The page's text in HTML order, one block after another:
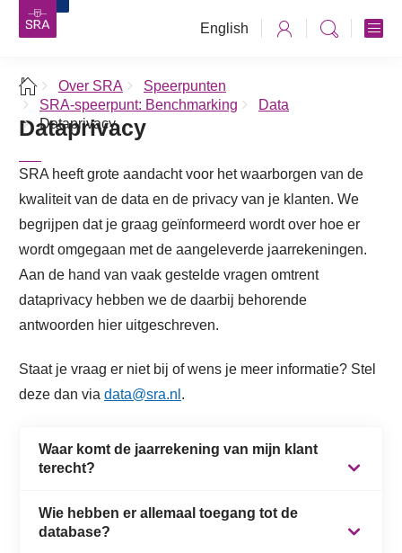
English
Over SRA
Speerpunten
SRA-speerpunt: Benchmarking
Data
Dataprivacy
Dataprivacy
SRA heeft grote aandacht voor het waarborgen van de
kwaliteit van de data en de privacy van je klanten. We
begrijpen dat je graag geïnformeerd wordt over hoe er
wordt omgegaan met de aangeleverde jaarrekeningen.
Aan de hand van vaak gestelde vragen omtrent
dataprivacy hebben we de daarbij behorende
antwoorden hier uitgeschreven.
Staat je vraag er niet bij of wens je meer informatie? Stel
deze dan via data@sra.nl .
Waar komt de jaarrekening van mijn klant
terecht?
Een inhoudelijke uitleg ishierbeschreven.
Wie hebben er allemaal toegang tot de
database?